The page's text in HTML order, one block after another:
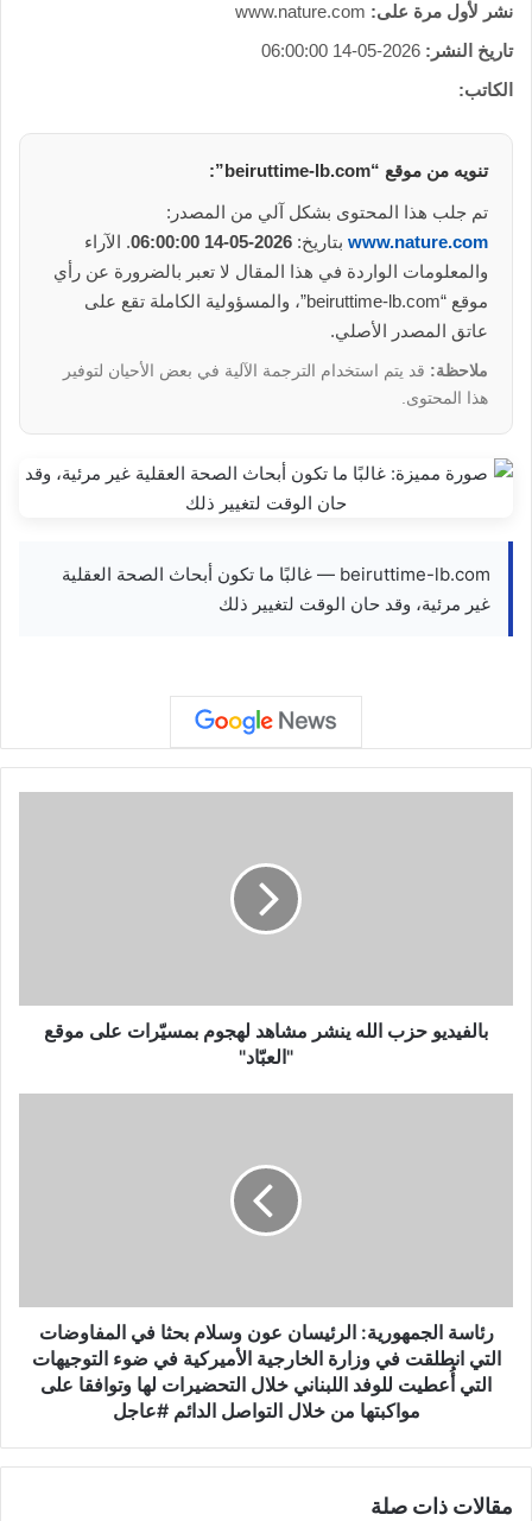
نشر لأول مرة على: www.nature.com
تاريخ النشر: 2026-05-14 06:00:00
الكاتب:
تنويه من موقع “beiruttime-lb.com”:
تم جلب هذا المحتوى بشكل آلي من المصدر:
www.nature.com بتاريخ: 2026-05-14 06:00:00
. الآراء
والمعلومات الواردة في هذا المقال لا تعبر بالضرورة عن رأي
موقع “beiruttime-lb.com”، والمسؤولية الكاملة تقع على
عاتق المصدر الأصلي.
ملاحظة: قد يتم استخدام الترجمة الآلية في بعض الأحيان لتوفير
هذا المحتوى.
beiruttime-lb.com — غالبًا ما تكون أبحاث الصحة العقلية
غير مرئية، وقد حان الوقت لتغيير ذلك
موقع
"العبّاد"بالفيديو حزب الله ينشر مشاهد لهجوم بمسيّرات على موقع
"العبّاد"
التي
انطلقت
في
وزارة
في
التوجيهات
رئاسة الجمهورية: الرئيسان عون وسلام بحثا في المفاوضات
التي انطلقت في وزارة الخارجية الأميركية في ضوء التوجيهات
التي أُعطيت للوفد اللبناني خلال التحضيرات لها وتوافقا على
مواكبتها من خلال التواصل الدائم #عاجل
مقالات ذات صلة